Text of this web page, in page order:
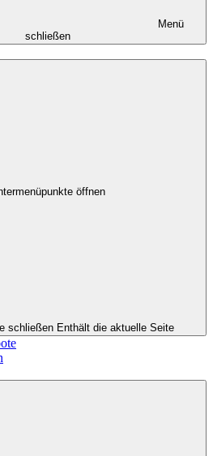
Menü
schließen
öffnen
schließen Enthält die aktuelle Seite